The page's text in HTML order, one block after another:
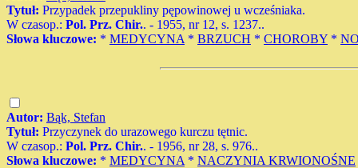
Tytuł: Przypadek przepukliny pępowinowej u wcześniaka.
W czasop.: Pol. Prz. Chir.. - 1955, nr 12, s. 1237..
Słowa kluczowe: * MEDYCYNA * BRZUCH * CHOROBY *
Autor: Bąk, Stefan
Tytuł: Przyczynek do urazowego kurczu tętnic.
W czasop.: Pol. Prz. Chir.. - 1956, nr 28, s. 976..
Słowa kluczowe: * MEDYCYNA * NACZYNIA KRWIONOŚNE